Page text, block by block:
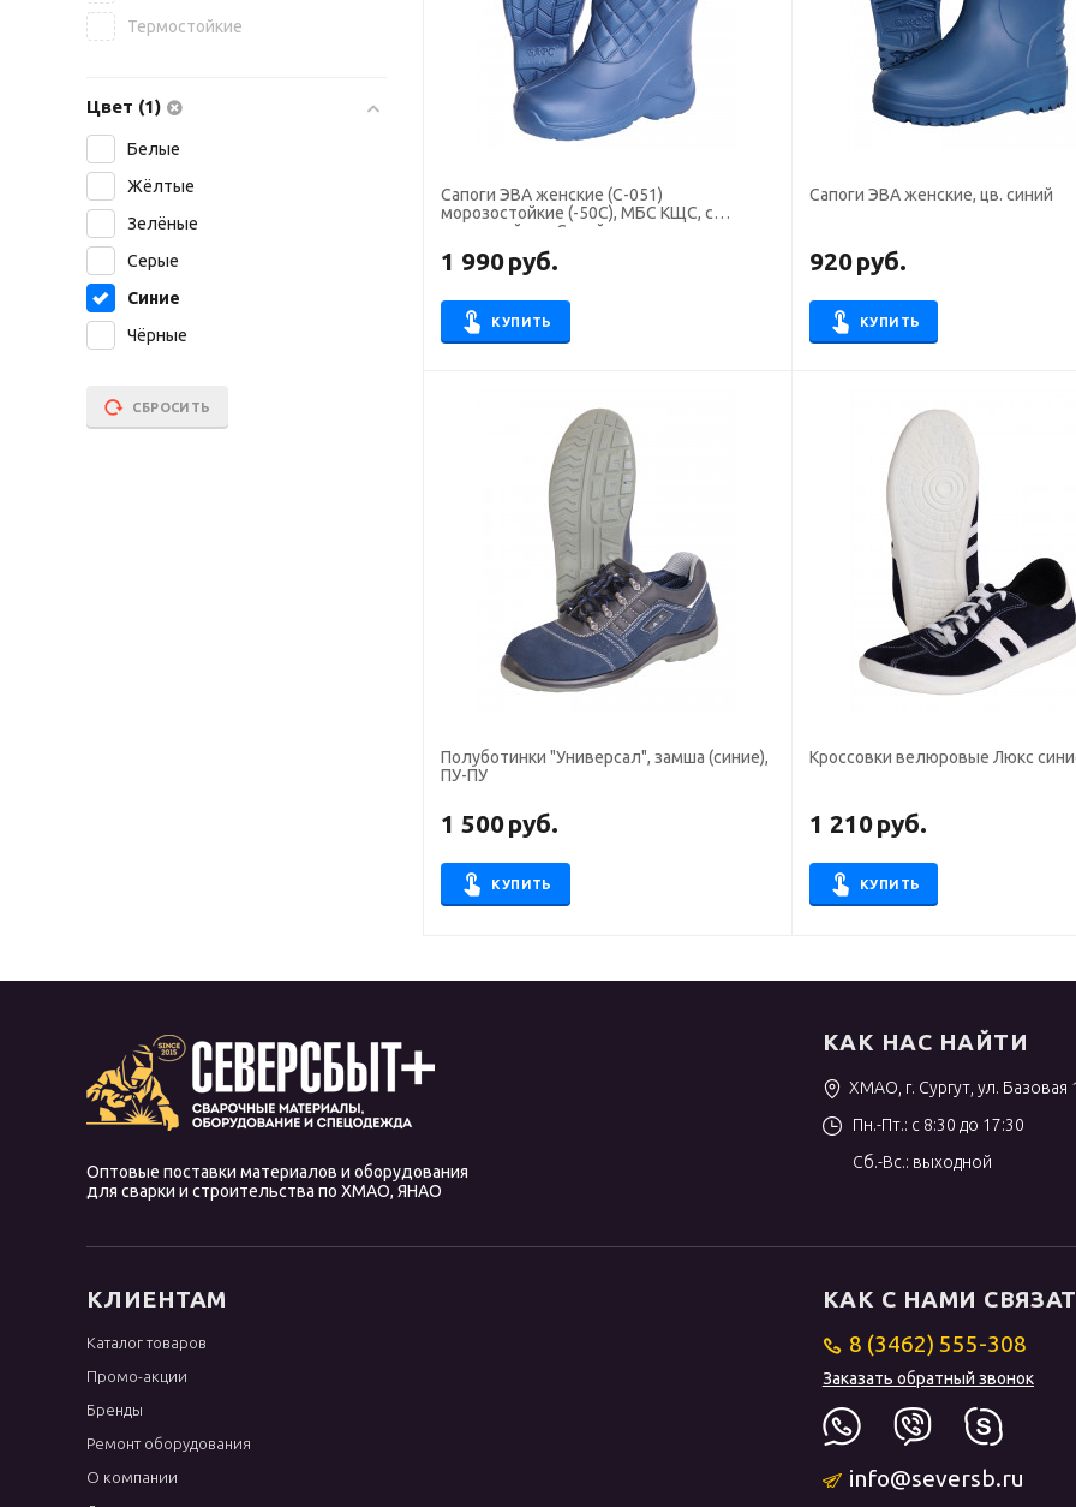
Сапоги ЭВА женские (С-051)
морозостойкие (-50С), МБС КЩС, с
манжетой, цв. Синий
1 990руб.
КУПИТЬ
Сапоги ЭВА женские, цв. синий
920руб.
КУПИТЬ
Полуботинки "Универсал", замша (синие),
ПУ-ПУ
1 500руб.
КУПИТЬ
Кроссовки велюровые Люкс
1 210руб.
КУПИТЬ
Термостойкие
Цвет (1)
Белые
Жёлтые
Зелёные
Серые
Синие
Чёрные
СБРОСИТЬ
Оптовые поставки материалов и оборудования
для сварки и строительства по ХМАО, ЯНАО
КАК НАС НАЙТИ
ХМАО, г. Сургут, ул. Базовая
Пн.-Пт.: с 8:30 до 17:30
Сб.-Вс.: выходной
КЛИЕНТАМ
Каталог товаров
Промо-акции
Бренды
Ремонт оборудования
О компании
КАК С НАМИ
8 (3462) 555-308
Заказать обратный звонок
info@seversb.ru